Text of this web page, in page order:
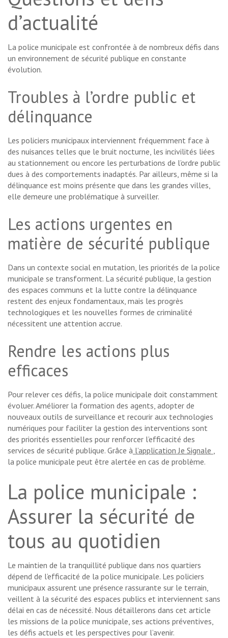
d’actualité
La police municipale est confrontée à de nombreux défis dans
un environnement de sécurité publique en constante
évolution.
Troubles à l’ordre public et
délinquance
Les policiers municipaux interviennent fréquemment face à
des nuisances telles que le bruit nocturne, les incivilités liées
au stationnement ou encore les perturbations de l’ordre public
dues à des comportements inadaptés. Par ailleurs, même si la
délinquance est moins présente que dans les grandes villes,
elle demeure une problématique à surveiller.
Les actions urgentes en
matière de sécurité publique
Dans un contexte social en mutation, les priorités de la police
municipale se transforment. La sécurité publique, la gestion
des espaces communs et la lutte contre la délinquance
restent des enjeux fondamentaux, mais les progrès
technologiques et les nouvelles formes de criminalité
nécessitent une attention accrue.
Rendre les actions plus
efficaces
Pour relever ces défis, la police municipale doit constamment
évoluer. Améliorer la formation des agents, adopter de
nouveaux outils de surveillance et recourir aux technologies
numériques pour faciliter la gestion des interventions sont
des priorités essentielles pour renforcer l’efficacité des
services de sécurité publique. Grâce à l’application Je Signale
la police municipale peut être alertée en cas de problème.
La police municipale :
Assurer la sécurité de
tous au quotidien
Le maintien de la tranquillité publique dans nos quartiers
dépend de l’efficacité de la police municipale. Les policiers
municipaux assurent une présence rassurante sur le terrain,
veillent à la sécurité des espaces publics et interviennent sans
délai en cas de nécessité. Nous détaillerons dans cet article
les missions de la police municipale, ses actions préventives,
les défis actuels et les perspectives pour l’avenir.